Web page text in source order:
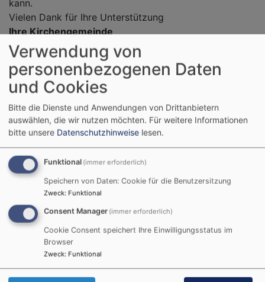
kann.
Vielen Dank für Ihre Unterstützung
Ihre Kirchengemeinde
Unsere Spendenkonten:
Kirchengemeinde Bächingen a.d. Brenz
IBAN: DE39 7206 9043 0003 3001 37
BIC: GENODEF1GZ2
VR-Bank Donau-Mindel
Verwendung von
personenbezogenen Daten
und Cookies
Bitte die Dienste und Anwendungen von Drittanbietern
auswählen, die wir nutzen möchten. Für weitere Informationen
bitte unsere Datenschutzhinweise lesen.
Funktional (immer erforderlich)
Speichern von Daten: Cookie für die Benutzersitzung
Zweck: Funktional
Consent Manager (immer erforderlich)
Cookie Consent speichert Ihre Einwilligungsstatus im
Browser
Zweck: Funktional